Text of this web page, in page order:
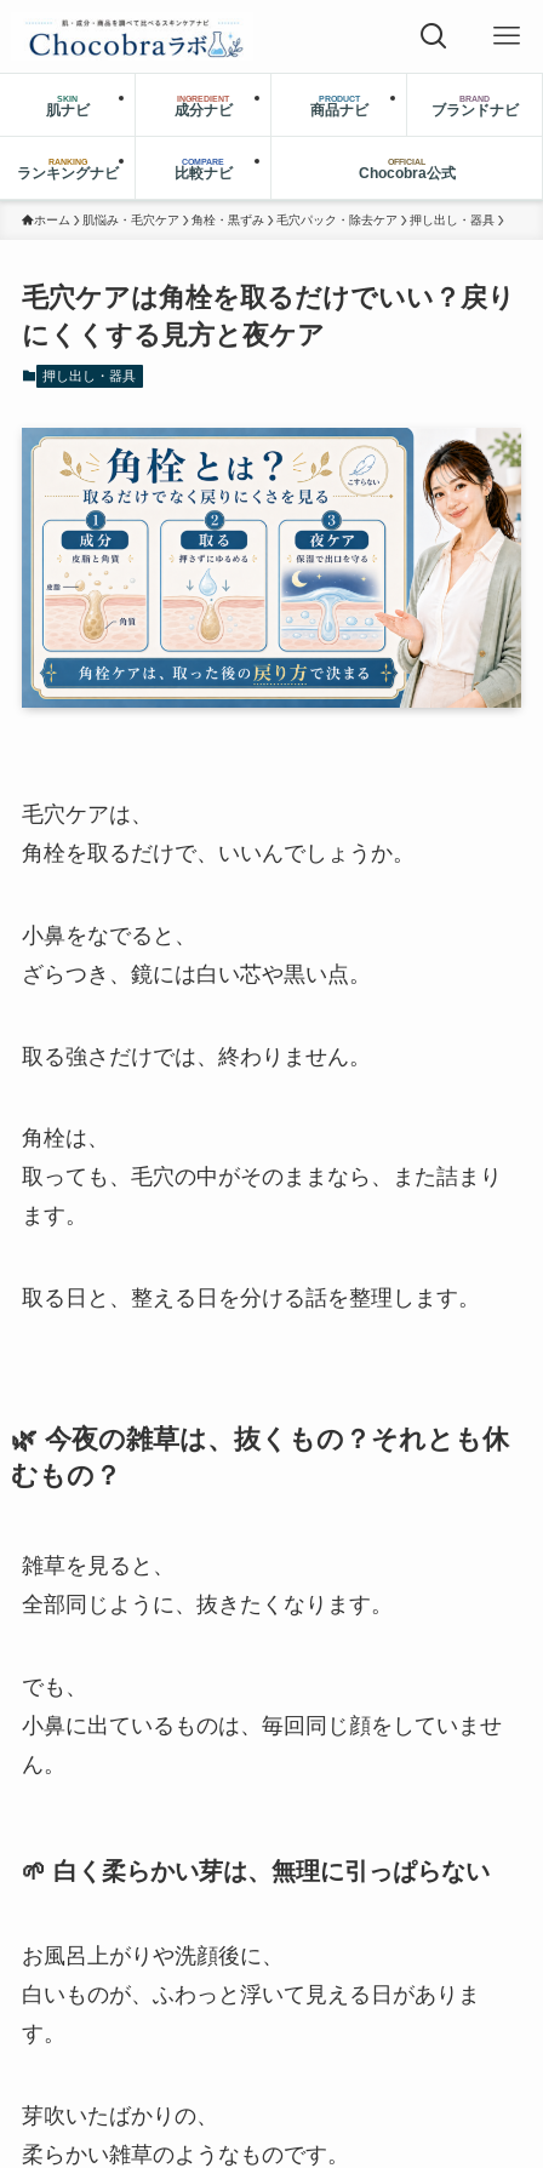
SKIN
肌ナビ
INGREDIENT
成分ナビ
PRODUCT
商品ナビ
BRAND
ブランドナビ
RANKING
ランキングナビ
COMPARE
比較ナビ
OFFICIAL
Chocobra公式
ホーム 肌悩み・毛穴ケア 角栓・黒ずみ 毛穴パック・除去ケア 押し出し・器具
毛穴ケアは角栓を取るだけでいい？戻り
にくくする見方と夜ケア
押し出し・器具
毛穴ケアは、
角栓を取るだけで、いいんでしょうか。
小鼻をなでると、
ざらつき、鏡には白い芯や黒い点。
取る強さだけでは、終わりません。
角栓は、
取っても、毛穴の中がそのままなら、また詰まり
ます。
取る日と、整える日を分ける話を整理します。
🌿 今夜の雑草は、抜くもの？それとも休
むもの？
雑草を見ると、
全部同じように、抜きたくなります。
でも、
小鼻に出ているものは、毎回同じ顔をしていませ
ん。
🌱 白く柔らかい芽は、無理に引っぱらない
お風呂上がりや洗顔後に、
白いものが、ふわっと浮いて見える日がありま
す。
芽吹いたばかりの、
柔らかい雑草のようなものです。